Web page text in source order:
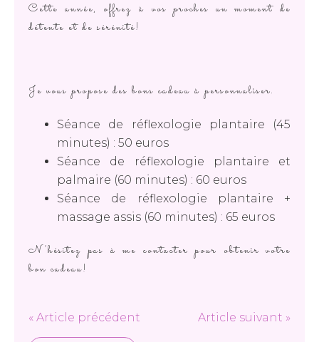
Cette année, offrez à vos proches un moment de
détente et de sérénité!
Je vous propose des bons cadeau à personnaliser.
Séance de réflexologie plantaire (45
minutes) : 50 euros
Séance de réflexologie plantaire et
palmaire (60 minutes) : 60 euros
Séance de réflexologie plantaire +
massage assis (60 minutes) : 65 euros
N'hésitez pas à me contacter pour obtenir votre
bon cadeau!
« Article précédent Article suivant »